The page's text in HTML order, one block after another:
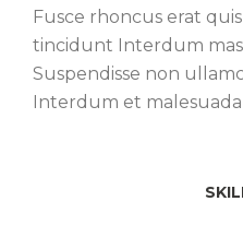
Fusce rhoncus erat
tincidunt Interdum
Suspendisse non
Interdum et